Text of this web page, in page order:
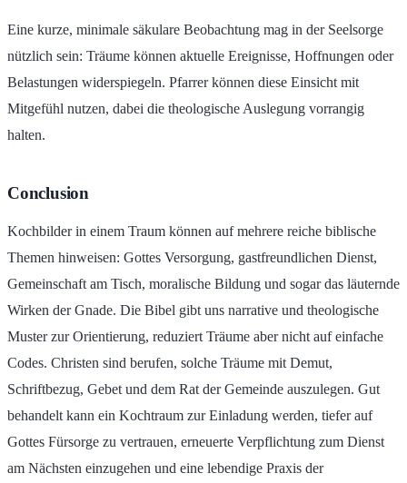
Eine kurze, minimale säkulare Beobachtung mag in der Seelsorge
nützlich sein: Träume können aktuelle Ereignisse, Hoffnungen oder
Belastungen widerspiegeln. Pfarrer können diese Einsicht mit
Mitgefühl nutzen, dabei die theologische Auslegung vorrangig
halten.
Conclusion
Kochbilder in einem Traum können auf mehrere reiche biblische
Themen hinweisen: Gottes Versorgung, gastfreundlichen Dienst,
Gemeinschaft am Tisch, moralische Bildung und sogar das läuternde
Wirken der Gnade. Die Bibel gibt uns narrative und theologische
Muster zur Orientierung, reduziert Träume aber nicht auf einfache
Codes. Christen sind berufen, solche Träume mit Demut,
Schriftbezug, Gebet und dem Rat der Gemeinde auszulegen. Gut
behandelt kann ein Kochtraum zur Einladung werden, tiefer auf
Gottes Fürsorge zu vertrauen, erneuerte Verpflichtung zum Dienst
am Nächsten einzugehen und eine lebendige Praxis der